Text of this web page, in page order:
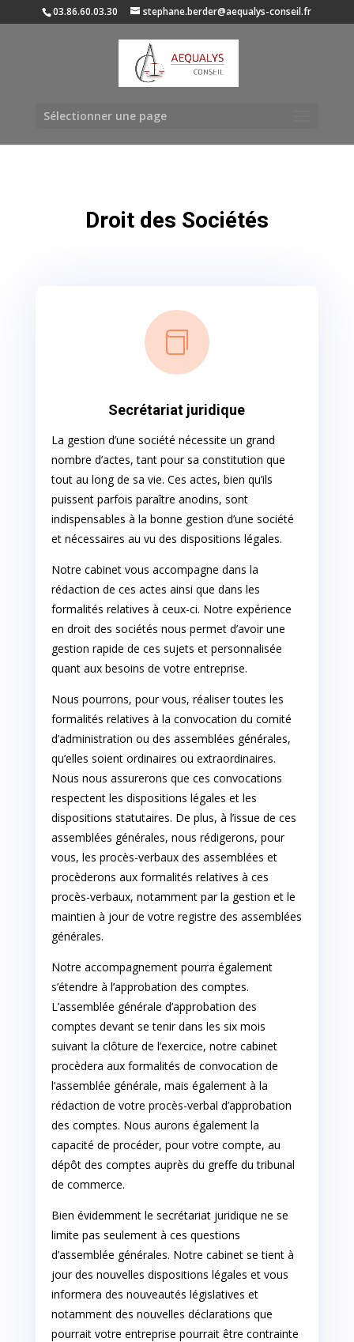
03.86.60.03.30 stephane.berder@aequalys-conseil.fr
Sélectionner une page
Droit des Sociétés

Secrétariat juridique
La gestion d’une société nécessite un grand
nombre d’actes, tant pour sa constitution que
tout au long de sa vie. Ces actes, bien qu’ils
puissent parfois paraître anodins, sont
indispensables à la bonne gestion d’une société
et nécessaires au vu des dispositions légales.
Notre cabinet vous accompagne dans la
rédaction de ces actes ainsi que dans les
formalités relatives à ceux-ci. Notre expérience
en droit des sociétés nous permet d’avoir une
gestion rapide de ces sujets et personnalisée
quant aux besoins de votre entreprise.
Nous pourrons, pour vous, réaliser toutes les
formalités relatives à la convocation du comité
d’administration ou des assemblées générales,
qu’elles soient ordinaires ou extraordinaires.
Nous nous assurerons que ces convocations
respectent les dispositions légales et les
dispositions statutaires. De plus, à l’issue de ces
assemblées générales, nous rédigerons, pour
vous, les procès-verbaux des assemblées et
procèderons aux formalités relatives à ces
procès-verbaux, notamment par la gestion et le
maintien à jour de votre registre des assemblées
générales.
Notre accompagnement pourra également
s’étendre à l’approbation des comptes.
L’assemblée générale d’approbation des
comptes devant se tenir dans les six mois
suivant la clôture de l’exercice, notre cabinet
procèdera aux formalités de convocation de
l’assemblée générale, mais également à la
rédaction de votre procès-verbal d’approbation
des comptes. Nous aurons également la
capacité de procéder, pour votre compte, au
dépôt des comptes auprès du greffe du tribunal
de commerce.
Bien évidemment le secrétariat juridique ne se
limite pas seulement à ces questions
d’assemblée générales. Notre cabinet se tient à
jour des nouvelles dispositions légales et vous
informera des nouveautés législatives et
notamment des nouvelles déclarations que
pourrait votre entreprise pourrait être contrainte